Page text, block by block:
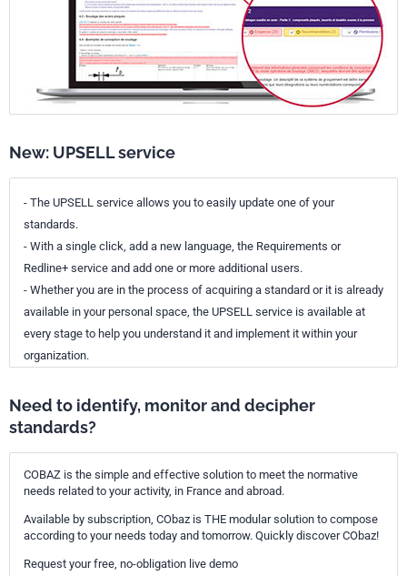
New: UPSELL service
- The UPSELL service allows you to easily update one of your
standards.
- With a single click, add a new language, the Requirements or
Redline+ service and add one or more additional users.
- Whether you are in the process of acquiring a standard or it is already
available in your personal space, the UPSELL service is available at
every stage to help you understand it and implement it within your
organization.
Need to identify, monitor and decipher
standards?
COBAZ is the simple and effective solution to meet the normative
needs related to your activity, in France and abroad.
Available by subscription, CObaz is THE modular solution to compose
according to your needs today and tomorrow. Quickly discover CObaz!
Request your free, no-obligation live demo